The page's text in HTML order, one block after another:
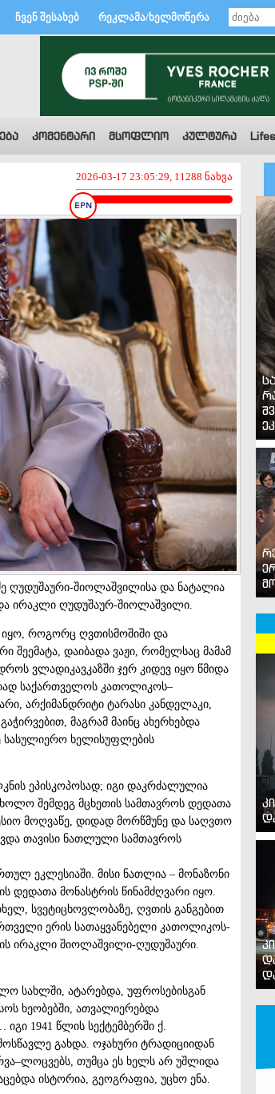
ჩვენ შესახებ რეკლამა/ხელმოწერა
კომენტარი მსოფლიო კულტურა
2026-03-17 23:05:29, 11288 ნახვა
ღუდუშაური-შიოლაშვილისა და ნატალია
ირაკლი ღუდუშაურ-შიოლაშვილი.
როგორც ღვთისმოშიში და
შეემატა, დაიბადა ვაჟი, რომელსაც მამამ
ვლადიკავკაზში ჯერ კიდევ იყო წმიდა
საქართველოს კათოლიკოს–
არქიმანდრიტი ტარასი კანდელაკი,
მაგრამ მაინც ახერხებდა
სასულიერო ხელისუფლების
ეპისკოპოსად; იგი დაკრძალულია
შემდეგ მცხეთის სამთავროს დედათა
მოღვაწე, დიდად მორწმუნე და საღვთო
თავისი ნათლული სამთავროს
ეკლესიაში. მისი ნათლია – მონაზონი
დედათა მონასტრის წინამძღვარი იყო.
სვეტიცხოვლობაზე, ღვთის განგებით
ერის სათაყვანებელი კათოლიკოს-
ირაკლი შიოლაშვილი-ღუდუშაური.
სახლში, ატარებდა, უფროსებისგან
ხეობებში, ათვალიერებდა
1941 წლის სექტემბერში ქ.
გახდა. ოჯახური ტრადიციიდან
თუმცა ეს ხელს არ უშლიდა
ისტორია, გეოგრაფია, უცხო ენა.